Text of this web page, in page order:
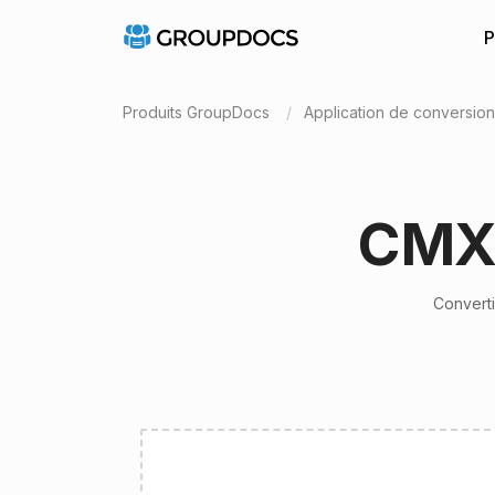
Produits GroupDocs Application de conversion